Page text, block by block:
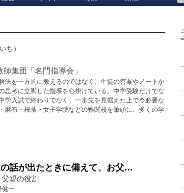
ち）
師集団「名門指導会」
法を一方的に教えるのではなく、生徒の答案やノートか
思考に立脚した指導を心掛けている。中学受験だけでな
学入試で終わりでなく、一歩先を見据えた上で今必要な
麻布・桜蔭・女子学院などの難関校を筆頭に、多くの学
話が出たときに備えて、お父…
父親の役割
健一